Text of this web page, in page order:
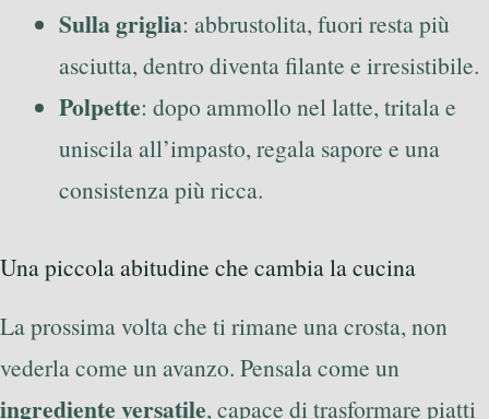
Sulla griglia: abbrustolita, fuori resta più
asciutta, dentro diventa filante e irresistibile.
Polpette: dopo ammollo nel latte, tritala e
uniscila all’impasto, regala sapore e una
consistenza più ricca.
Una piccola abitudine che cambia la cucina
La prossima volta che ti rimane una crosta, non
vederla come un avanzo. Pensala come un
ingrediente versatile, capace di trasformare piatti